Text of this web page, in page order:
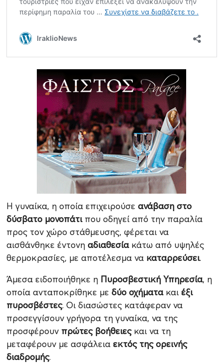
Η γυναίκα, η οποία επιχειρούσε ανάβαση στο
δύσβατο μονοπάτιπου οδηγεί από την παραλία
προς τον χώρο στάθμευσης, φέρεται να
αισθάνθηκε έντονη αδιαθεσίακάτω από υψηλές
θερμοκρασίες, με αποτέλεσμα να καταρρεύσει.
Άμεσα ειδοποιήθηκε η Πυροσβεστική Υπηρεσία, η
οποία ανταποκρίθηκε με δύο οχήματακαι έξι
πυροσβέστες. Οι διασώστες κατάφεραν να
προσεγγίσουν γρήγορα τη γυναίκα, να της
προσφέρουν πρώτες βοήθειεςκαι να τη
μεταφέρουν με ασφάλεια εκτός της ορεινής
διαδρομής.